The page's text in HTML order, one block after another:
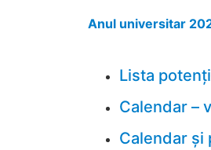
Anul universitar
Lista
Calendar –
Calendar și